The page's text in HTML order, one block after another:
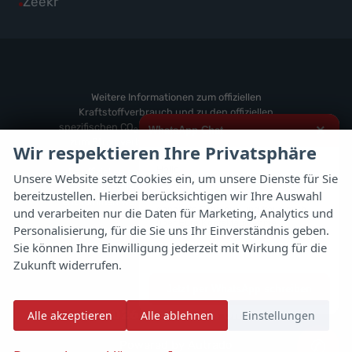
WhatsApp Chat ×
ich interessiere mich für das oben
genannte Fahrzeug und freue mich
über Eure Kontaktaufnahme.
Viele Grüße
anzeigen
Volvo
Weitere Informationen zum offiziellen
Kraftstoffverbrauch und zu den offiziellen
spezifischen CO2-Emissionen und gegebenenfalls
'Leitfaden über den offiziellen Kraftstoffverbrauch,
die offiziellen spezifischen CO
-Emissionen und
den offiziellen Stromverbrauch neuer PKW'
entnommen werden, der an allen Verkaufsstellen
und bei der 'Deutschen Automobil Treuhand
GmbH' unentgeltlich erhältlich ist unter
www.dat.de.
© 2026Autoflex 24 GmbH
Wir respektieren Ihre Privatsphäre
Unsere Website setzt Cookies ein, um unsere Dienste für Sie
bereitzustellen. Hierbei berücksichtigen wir Ihre Auswahl
und verarbeiten nur die Daten für Marketing, Analytics und
Personalisierung, für die Sie uns Ihr Einverständnis geben.
Sie können Ihre Einwilligung jederzeit mit Wirkung für die
Zukunft widerrufen.
Alle akzeptieren Alle ablehnen Einstellungen